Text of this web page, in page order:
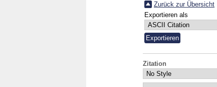
Zurück zur Übersicht
Exportieren als
Zitation